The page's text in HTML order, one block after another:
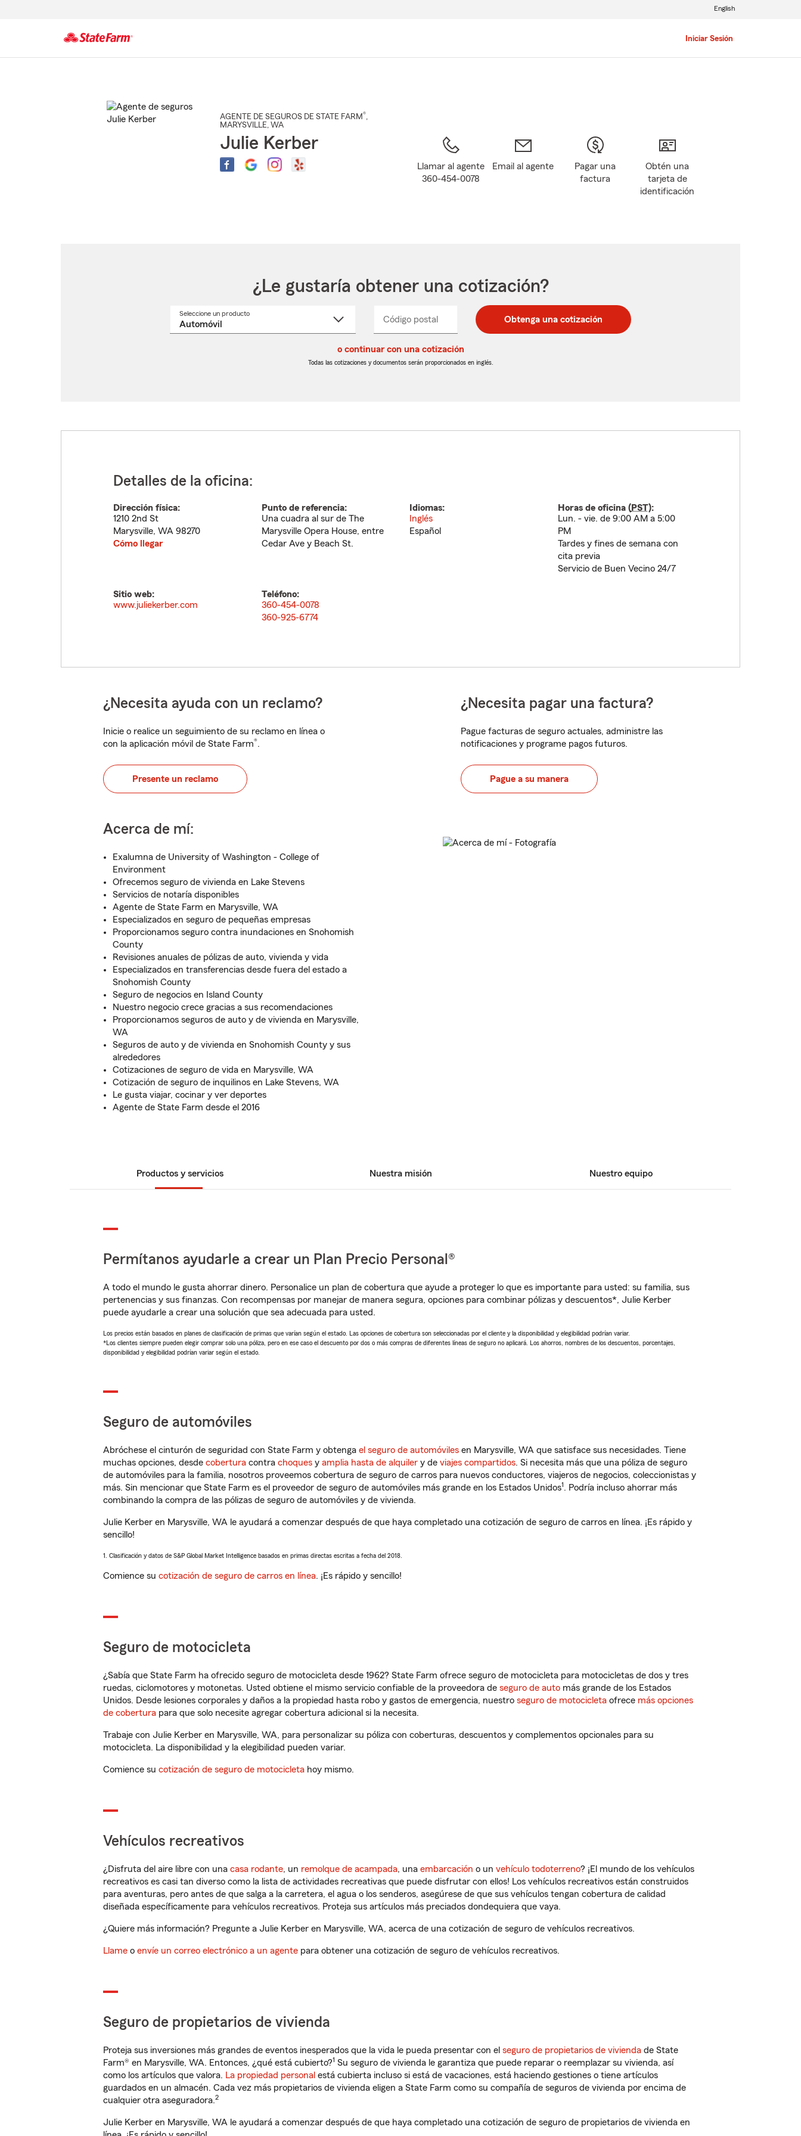
Iniciar Sesión
English
AGENTE DE SEGUROS DE STATE FARM®,
MARYSVILLE, WA
Julie Kerber
Llamar al agente
360-454-0078
Email al agente
Pagar una
factura
Obtén una
tarjeta de
identificación
¿Le gustaría obtener una cotización?
Seleccione un productoSeleccione
Código postal
postal
de
postal
de
_____ Obtenga una cotización
o continuar con una cotización
Todas las cotizaciones y documentos serán proporcionados en inglés.
Detalles de la oficina:
Dirección física:
1210 2nd St
Marysville, WA 98270
Cómo llegar
Punto de referencia:
Una cuadra al sur de The
Marysville Opera House, entre
Cedar Ave y Beach St.
Idiomas:
Inglés
Español
Horas de oficina (PST):
Lun. - vie. de 9:00 AM a 5:00
PM
Tardes y fines de semana con
cita previa
Servicio de Buen Vecino 24/7
Sitio web:
www.juliekerber.com
Teléfono:
360-454-0078
360-925-6774
¿Necesita ayuda con un reclamo?
Inicie o realice un seguimiento de su reclamo en línea o
con la aplicación móvil de State Farm®.
Presente un reclamo
¿Necesita pagar una factura?
Pague facturas de seguro actuales, administre las
notificaciones y programe pagos futuros.
Pague a su manera
Acerca de mí:
Exalumna de University of Washington - College of
Environment
Ofrecemos seguro de vivienda en Lake Stevens
Servicios de notaría disponibles
Agente de State Farm en Marysville, WA
Especializados en seguro de pequeñas empresas
Proporcionamos seguro contra inundaciones en Snohomish
County
Revisiones anuales de pólizas de auto, vivienda y vida
Especializados en transferencias desde fuera del estado a
Snohomish County
Seguro de negocios en Island County
Nuestro negocio crece gracias a sus recomendaciones
Proporcionamos seguros de auto y de vivienda en Marysville,
WA
Seguros de auto y de vivienda en Snohomish County y sus
alrededores
Cotizaciones de seguro de vida en Marysville, WA
Cotización de seguro de inquilinos en Lake Stevens, WA
Le gusta viajar, cocinar y ver deportes
Agente de State Farm desde el 2016
Productos y servicios Nuestra misión Nuestro equipo
Permítanos ayudarle a crear un Plan Precio Personal®
A todo el mundo le gusta ahorrar dinero. Personalice un plan de cobertura que ayude a proteger lo que es importante para usted: su familia, sus
pertenencias y sus finanzas. Con recompensas por manejar de manera segura, opciones para combinar pólizas y descuentos*, Julie Kerber
puede ayudarle a crear una solución que sea adecuada para usted.
Los precios están basados en planes de clasificación de primas que varían según el estado. Las opciones de cobertura son seleccionadas por el cliente y la disponibilidad y elegibilidad podrían variar.
*Los clientes siempre pueden elegir comprar solo una póliza, pero en ese caso el descuento por dos o más compras de diferentes líneas de seguro no aplicará. Los ahorros, nombres de los descuentos, porcentajes,
disponibilidad y elegibilidad podrían variar según el estado.
Seguro de automóviles
Abróchese el cinturón de seguridad con State Farm y obtenga el seguro de automóviles en Marysville, WA que satisface sus necesidades. Tiene
muchas opciones, desde cobertura contra choques y amplia hasta de alquiler y de viajes compartidos. Si necesita más que una póliza de seguro
de automóviles para la familia, nosotros proveemos cobertura de seguro de carros para nuevos conductores, viajeros de negocios, coleccionistas y
más. Sin mencionar que State Farm es el proveedor de seguro de automóviles más grande en los Estados Unidos1. Podría incluso ahorrar más
combinando la compra de las pólizas de seguro de automóviles y de vivienda.
Julie Kerber en Marysville, WA le ayudará a comenzar después de que haya completado una cotización de seguro de carros en línea. ¡Es rápido y
sencillo!
1. Clasificación y datos de S&P Global Market Intelligence basados en primas directas escritas a fecha del 2018.
Comience su cotización de seguro de carros en línea. ¡Es rápido y sencillo!
Seguro de motocicleta
¿Sabía que State Farm ha ofrecido seguro de motocicleta desde 1962? State Farm ofrece seguro de motocicleta para motocicletas de dos y tres
ruedas, ciclomotores y motonetas. Usted obtiene el mismo servicio confiable de la proveedora de seguro de auto más grande de los Estados
Unidos. Desde lesiones corporales y daños a la propiedad hasta robo y gastos de emergencia, nuestro seguro de motocicleta ofrece más opciones
de cobertura para que solo necesite agregar cobertura adicional si la necesita.
Trabaje con Julie Kerber en Marysville, WA, para personalizar su póliza con coberturas, descuentos y complementos opcionales para su
motocicleta. La disponibilidad y la elegibilidad pueden variar.
Comience su cotización de seguro de motocicleta hoy mismo.
Vehículos recreativos
¿Disfruta del aire libre con una casa rodante, un remolque de acampada, una embarcación o un vehículo todoterreno? ¡El mundo de los vehículos
recreativos es casi tan diverso como la lista de actividades recreativas que puede disfrutar con ellos! Los vehículos recreativos están construidos
para aventuras, pero antes de que salga a la carretera, el agua o los senderos, asegúrese de que sus vehículos tengan cobertura de calidad
diseñada específicamente para vehículos recreativos. Proteja sus artículos más preciados dondequiera que vaya.
¿Quiere más información? Pregunte a Julie Kerber en Marysville, WA, acerca de una cotización de seguro de vehículos recreativos.
Llame o envíe un correo electrónico a un agente para obtener una cotización de seguro de vehículos recreativos.
Seguro de propietarios de vivienda
Proteja sus inversiones más grandes de eventos inesperados que la vida le pueda presentar con el seguro de propietarios de vivienda de State
Farm® en Marysville, WA. Entonces, ¿qué está cubierto?1 Su seguro de vivienda le garantiza que puede reparar o reemplazar su vivienda, así
como los artículos que valora. La propiedad personal está cubierta incluso si está de vacaciones, está haciendo gestiones o tiene artículos
guardados en un almacén. Cada vez más propietarios de vivienda eligen a State Farm como su compañía de seguros de vivienda por encima de
cualquier otra aseguradora.2
Julie Kerber en Marysville, WA le ayudará a comenzar después de que haya completado una cotización de seguro de propietarios de vivienda en